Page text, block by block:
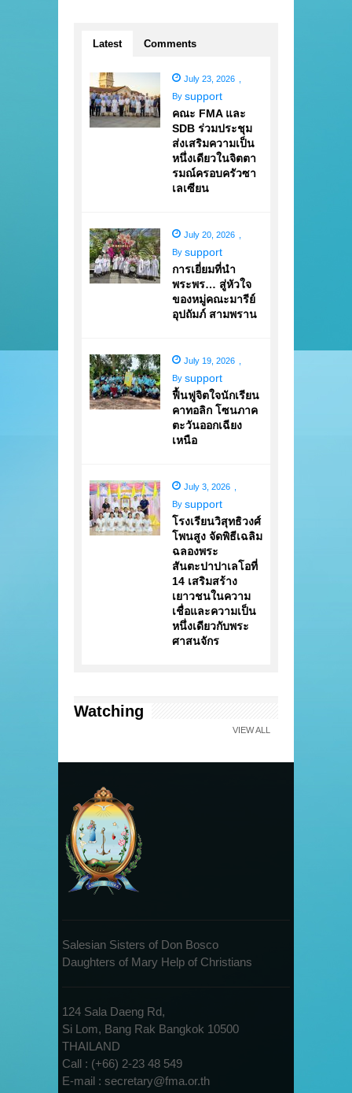
Latest Comments
July 23, 2026
By support
คณะ FMA และ
SDB ร่วมประชุม
ส่งเสริมความเป็น
หนึ่งเดียวในจิตตา
รมณ์ครอบครัวซา
เลเซียน
July 20, 2026
By support
การเยี่ยมที่นำ
พระพร… สู่หัวใจ
ของหมู่คณะมารีย์
อุปถัมภ์ สามพราน
July 19, 2026
By support
ฟื้นฟูจิตใจนักเรียน
คาทอลิก โซนภาค
ตะวันออกเฉียง
เหนือ
July 3, 2026
By support
โรงเรียนวิสุทธิวงศ์
โพนสูง จัดพิธีเฉลิม
ฉลองพระ
สันตะปาปาเลโอที่
14 เสริมสร้าง
เยาวชนในความ
เชื่อและความเป็น
หนึ่งเดียวกับพระ
ศาสนจักร
Watching
VIEW ALL
Salesian Sisters of Don Bosco
Daughters of Mary Help of Christians
124 Sala Daeng Rd,
Si Lom, Bang Rak Bangkok 10500
THAILAND
Call : (+66) 2-23 48 549
E-mail : secretary@fma.or.th